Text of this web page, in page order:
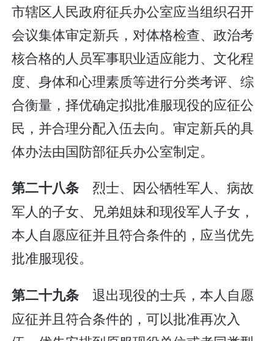
市辖区人民政府征兵办公室应当组织召开
会议集体审定新兵，对体格检查、政治考
核合格的人员军事职业适应能力、文化程
度、身体和心理素质等进行分类考评、综
合衡量，择优确定拟批准服现役的应征公
民，并合理分配入伍去向。审定新兵的具
体办法由国防部征兵办公室制定。
第二十八条 烈士、因公牺牲军人、病故
军人的子女、兄弟姐妹和现役军人子女，
本人自愿应征并且符合条件的，应当优先
批准服现役。
第二十九条 退出现役的士兵，本人自愿
应征并且符合条件的，可以批准再次入